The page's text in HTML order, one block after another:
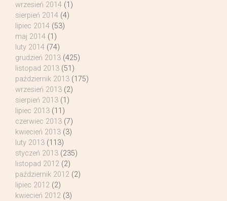
wrzesień 2014 (1)
sierpień 2014 (4)
lipiec 2014 (53)
maj 2014 (1)
luty 2014 (74)
grudzień 2013 (425)
listopad 2013 (51)
październik 2013 (175)
wrzesień 2013 (2)
sierpień 2013 (1)
lipiec 2013 (11)
czerwiec 2013 (7)
kwiecień 2013 (3)
luty 2013 (113)
styczeń 2013 (235)
listopad 2012 (2)
październik 2012 (2)
lipiec 2012 (2)
kwiecień 2012 (3)